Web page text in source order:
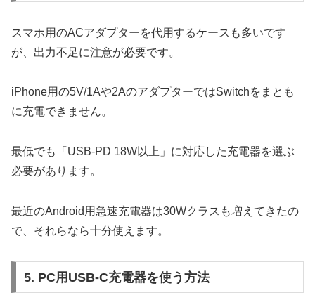
スマホ用のACアダプターを代用するケースも多いです
が、出力不足に注意が必要です。
iPhone用の5V/1Aや2AのアダプターではSwitchをまとも
に充電できません。
最低でも「USB-PD 18W以上」に対応した充電器を選ぶ
必要があります。
最近のAndroid用急速充電器は30Wクラスも増えてきたの
で、それらなら十分使えます。
5. PC用USB-C充電器を使う方法